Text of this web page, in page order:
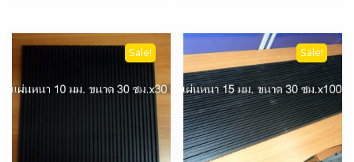
Sale! Sale!